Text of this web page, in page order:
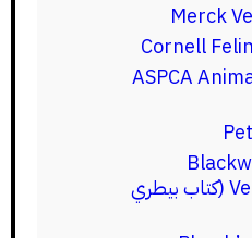
Merck
Cornell
ASPCA
Veterinary Consult (كتاب بيطري